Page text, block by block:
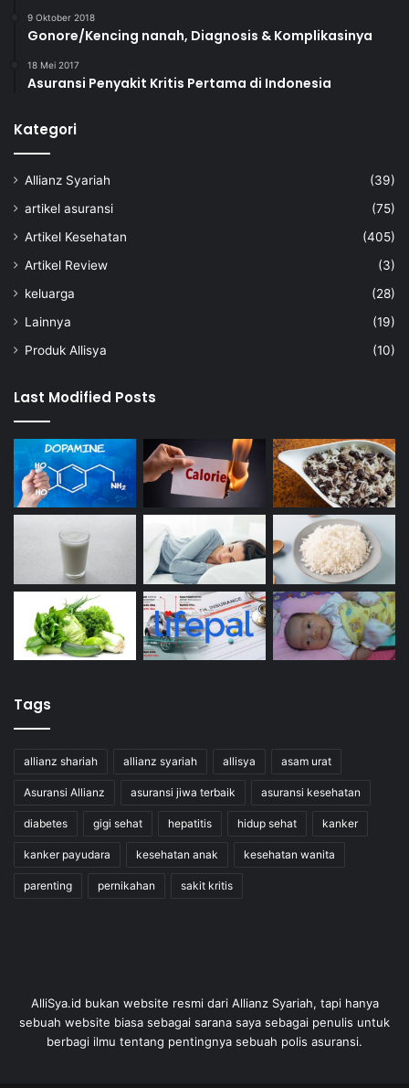
9 Oktober 2018
Gonore/Kencing nanah, Diagnosis & Komplikasinya
18 Mei 2017
Asuransi Penyakit Kritis Pertama di Indonesia
Kategori
Allianz Syariah
(39)
artikel asuransi
(75)
Artikel Kesehatan
(405)
Artikel Review
(3)
keluarga
(28)
Lainnya
(19)
Produk Allisya
(10)
Last Modified Posts
Tags
allianz shariah allianz syariah allisya asam urat
Asuransi Allianz asuransi jiwa terbaik asuransi kesehatan
diabetes gigi sehat hepatitis hidup sehat kanker
kanker payudara kesehatan anak kesehatan wanita
parenting pernikahan sakit kritis
AlliSya.id bukan website resmi dari Allianz Syariah, tapi hanya
sebuah website biasa sebagai sarana saya sebagai penulis untuk
berbagi ilmu tentang pentingnya sebuah polis asuransi.